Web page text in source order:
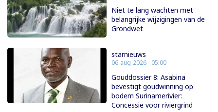
Niet te lang wachten met
belangrijke wijzigingen van de
Grondwet
starnieuws
06-aug-2026 - 05:00
Gouddossier 8: Asabina
bevestigt goudwinning op
bodem Surinamerivier:
Concessie voor riviergrind